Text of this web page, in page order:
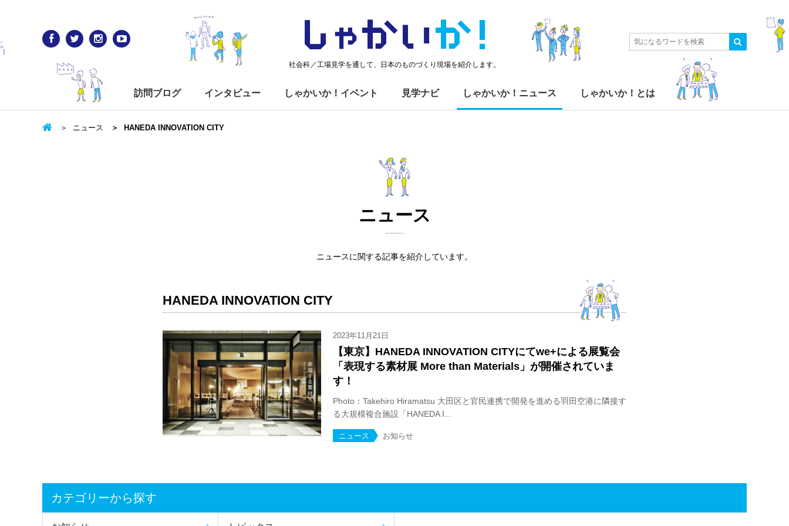
しゃかいか！
社会科／工場見学を通して、日本のものづくり現場を紹介します。
訪問ブログ インタビュー しゃかいか！イベント 見学ナビ しゃかいか！ニュース しゃかいか！とは
ニュース HANEDA INNOVATION CITY
ニュース
ニュースに関する記事を紹介しています。
HANEDA INNOVATION CITY
2023年11月21日
【東京】HANEDA INNOVATION CITYにてwe+による展覧会
「表現する素材展 More than Materials」が開催されていま
す！
Photo：Takehiro Hiramatsu 大田区と官民連携で開発を進める羽田空港に隣接す
る大規模複合施設「HANEDA I...
ニュース お知らせ
カテゴリーから探す